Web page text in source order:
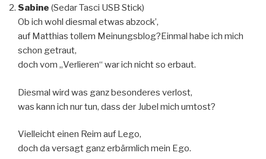
Sabine (Sedar Tasci USB Stick)
Ob ich wohl diesmal etwas abzock’,
auf Matthias tollem Meinungsblog?Einmal habe ich mich
schon getraut,
doch vom „Verlieren“ war ich nicht so erbaut.
Diesmal wird was ganz besonderes verlost,
was kann ich nur tun, dass der Jubel mich umtost?
Vielleicht einen Reim auf Lego,
doch da versagt ganz erbärmlich mein Ego.